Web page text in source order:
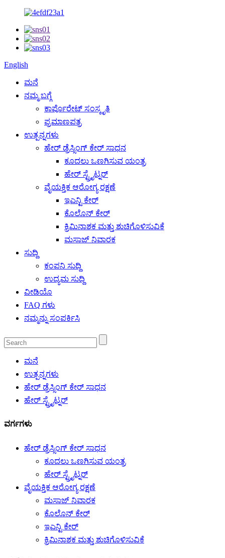
English
ಮನೆ
ನಮ್ಮ ಬಗ್ಗೆ
ಕಾರ್ಪೊರೇಟ್ ಸಂಸ್ಕೃತಿ
ಪ್ರಮಾಣಪತ್ರ
ಉತ್ಪನ್ನಗಳು
ಹೇರ್ ಡ್ರೆಸ್ಸಿಂಗ್ ಕೇರ್ ಸಾಧನ
ಕೂದಲು ಒಣಗಿಸುವ ಯಂತ್ರ
ಹೇರ್ ಸ್ಟ್ರೈಟ್ನರ್
ವೈಯಕ್ತಿಕ ಆರೋಗ್ಯ ರಕ್ಷಣೆ
ಇಎನ್ಟಿ ಕೇರ್
ಕೊಲೊನ್ ಕೇರ್
ಕ್ರಿಮಿನಾಶಕ ಮತ್ತು ಶುಚಿಗೊಳಿಸುವಿಕೆ
ಮಸಾಜ್ ನಿವಾರಕ
ಸುದ್ದಿ
ಕಂಪನಿ ಸುದ್ದಿ
ಉದ್ಯಮ ಸುದ್ದಿ
ವೀಡಿಯೊ
FAQ ಗಳು
ನಮ್ಮನ್ನು ಸಂಪರ್ಕಿಸಿ
ಮನೆ
ಉತ್ಪನ್ನಗಳು
ಹೇರ್ ಡ್ರೆಸ್ಸಿಂಗ್ ಕೇರ್ ಸಾಧನ
ಹೇರ್ ಸ್ಟ್ರೈಟ್ನರ್
ವರ್ಗಗಳು
ಹೇರ್ ಡ್ರೆಸ್ಸಿಂಗ್ ಕೇರ್ ಸಾಧನ
ಕೂದಲು ಒಣಗಿಸುವ ಯಂತ್ರ
ಹೇರ್ ಸ್ಟ್ರೈಟ್ನರ್
ವೈಯಕ್ತಿಕ ಆರೋಗ್ಯ ರಕ್ಷಣೆ
ಮಸಾಜ್ ನಿವಾರಕ
ಕೊಲೊನ್ ಕೇರ್
ಇಎನ್ಟಿ ಕೇರ್
ಕ್ರಿಮಿನಾಶಕ ಮತ್ತು ಶುಚಿಗೊಳಿಸುವಿಕೆ